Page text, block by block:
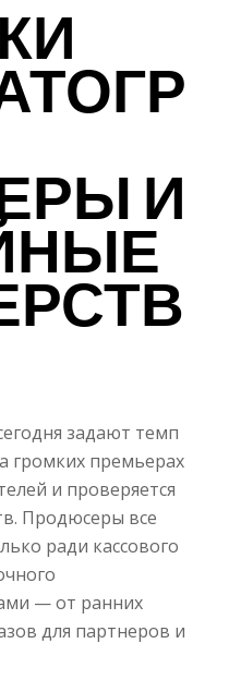
И
задают темп
громких премьерах
и проверяется
Продюсеры все
ради кассового
— от ранних
для партнеров и